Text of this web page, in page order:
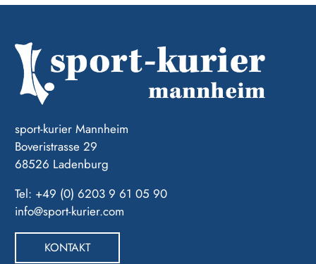
sport-kurier Mannheim
Boveristrasse 29
68526 Ladenburg
Tel: +49 (0) 6203 9 61 05 90
info@sport-kurier.com
KONTAKT